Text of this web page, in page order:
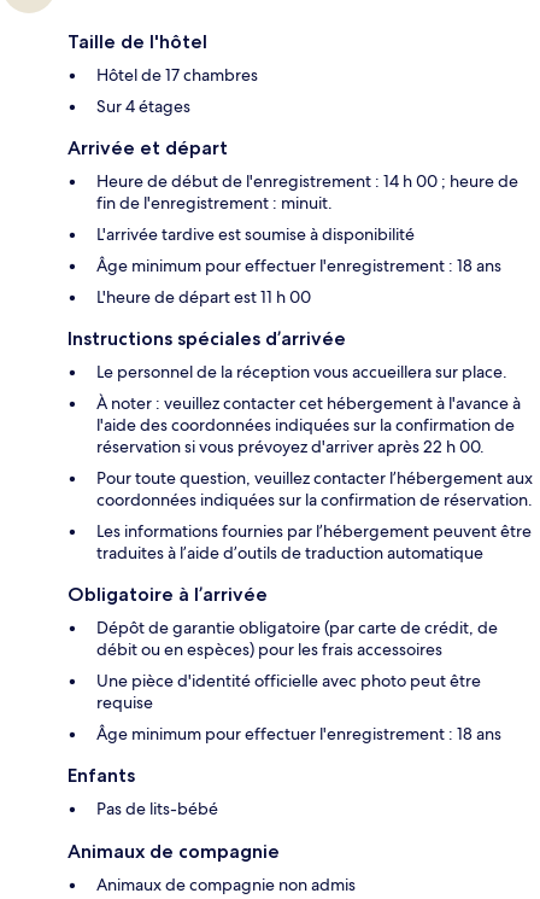
Taille de l'hôtel
Hôtel de 17 chambres
Sur 4 étages
Arrivée et départ
Heure de début de l'enregistrement : 14 h 00 ; heure de
fin de l'enregistrement : minuit.
L'arrivée tardive est soumise à disponibilité
Âge minimum pour effectuer l'enregistrement : 18 ans
L'heure de départ est 11 h 00
Instructions spéciales d’arrivée
Le personnel de la réception vous accueillera sur place.
À noter : veuillez contacter cet hébergement à l'avance à
l'aide des coordonnées indiquées sur la confirmation de
réservation si vous prévoyez d'arriver après 22 h 00.
Pour toute question, veuillez contacter l’hébergement aux
coordonnées indiquées sur la confirmation de réservation.
Les informations fournies par l’hébergement peuvent être
traduites à l’aide d’outils de traduction automatique
Obligatoire à l’arrivée
Dépôt de garantie obligatoire (par carte de crédit, de
débit ou en espèces) pour les frais accessoires
Une pièce d'identité officielle avec photo peut être
requise
Âge minimum pour effectuer l'enregistrement : 18 ans
Enfants
Pas de lits-bébé
Animaux de compagnie
Animaux de compagnie non admis